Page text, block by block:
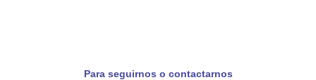
Para seguirnos o contactarnos